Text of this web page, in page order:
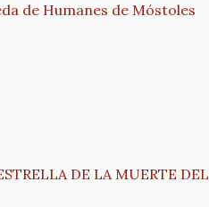
de Humanes de Móstoles
DE LA MUERTE